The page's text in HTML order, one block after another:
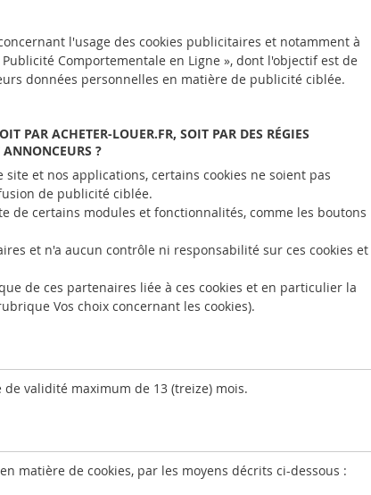
l'usage des cookies publicitaires et notamment à
Comportementale en Ligne », dont l'objectif est de
données personnelles en matière de publicité ciblée.
PAR ACHETER-LOUER.FR, SOIT PAR DES RÉGIES
ANNONCEURS ?
et nos applications, certains cookies ne soient pas
de publicité ciblée.
de certains modules et fonctionnalités, comme les boutons
et n'a aucun contrôle ni responsabilité sur ces cookies et
de ces partenaires liée à ces cookies et en particulier la
Vos choix concernant les cookies).
validité maximum de 13 (treize) mois.
matière de cookies, par les moyens décrits ci-dessous :